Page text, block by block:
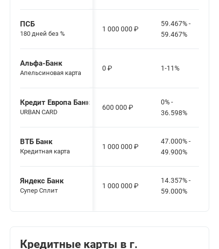
ПСБ
180 дней без %
1 000 000 ₽
59.467% -
59.467%
Альфа-Банк
Апельсиновая карта
0 ₽ 1-11%
Кредит Европа Банк
URBAN CARD
600 000 ₽
0% -
36.598%
ВТБ Банк
Кредитная карта
1 000 000 ₽
47.000% -
49.900%
Яндекс Банк
Cупер Сплит
1 000 000 ₽
14.357% -
59.000%
Кредитные карты в г.